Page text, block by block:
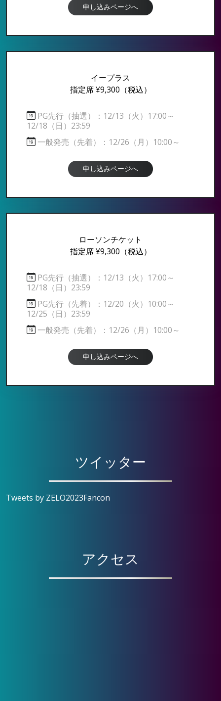
申し込みページへ
イープラス
指定席 ¥9,300 （税込）
PG先行（抽選）：12/13（火）17:00～
12/18（日）23:59
一般発売（先着）：12/26（月）10:00～
申し込みページへ
ローソンチケット
指定席 ¥9,300 （税込）
PG先行（抽選）：12/13（火）17:00～
12/18（日）23:59
PG先行（先着）：12/20（火）10:00～
12/25（日）23:59
一般発売（先着）：12/26（月）10:00～
申し込みページへ
ツイッター
Tweets by ZELO2023Fancon
アクセス